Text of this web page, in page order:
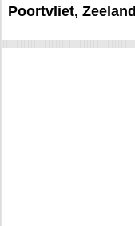
Poortvliet, Zeeland